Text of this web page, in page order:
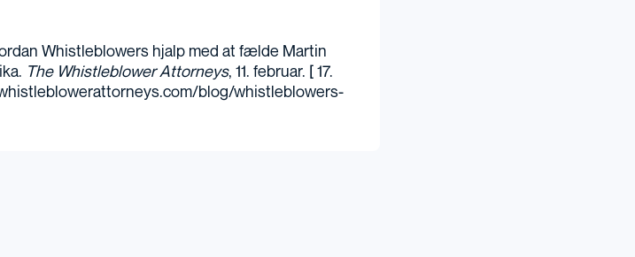
Whistleblowers hjalp med at fælde Martin
The Whistleblower Attorneys, 11. februar. [ 17.
blog/whistleblowers-